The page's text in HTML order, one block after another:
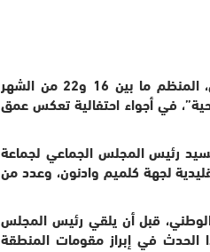
انطلقت مساء يوم 16 غشت الجاري فعاليات مهرجان الوطية الصيفي، المنظم ما بين 16 و22 من الشهر
في أجواء احتفالية تعكس عمق
رئيس المجلس الجماعي لجماعة
لجهة كلميم وادنون، وعدد من
الوطني، قبل أن يلقي رئيس المجلس
الحدث في إبراز مقومات المنطقة